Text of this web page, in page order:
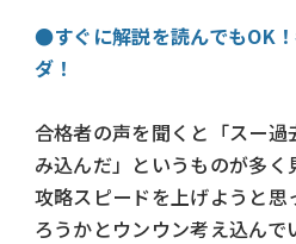
●すぐに解説を読んでもOK
ダ！
合格者の声を聞くと「スー
み込んだ」というものが多く
攻略スピードを上げようと
ろうかとウンウン考え込ん